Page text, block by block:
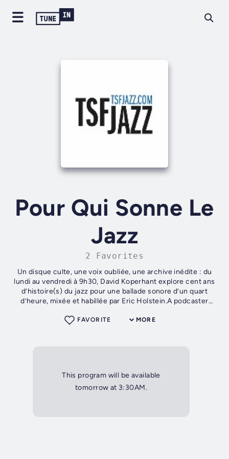
Pour Qui Sonne Le
Jazz
2 Favorites
Un disque culte, une voix oubliée, une archive inédite : du
lundi au vendredi à 9h30, David Koperhant explore cent ans
d’histoire(s) du jazz pour une ballade sonore d’un quart
d’heure, mixée et habillée par Eric Holstein.A podcaster
MORE
FAVORITE
This program will be available
tomorrow at 3:30AM.